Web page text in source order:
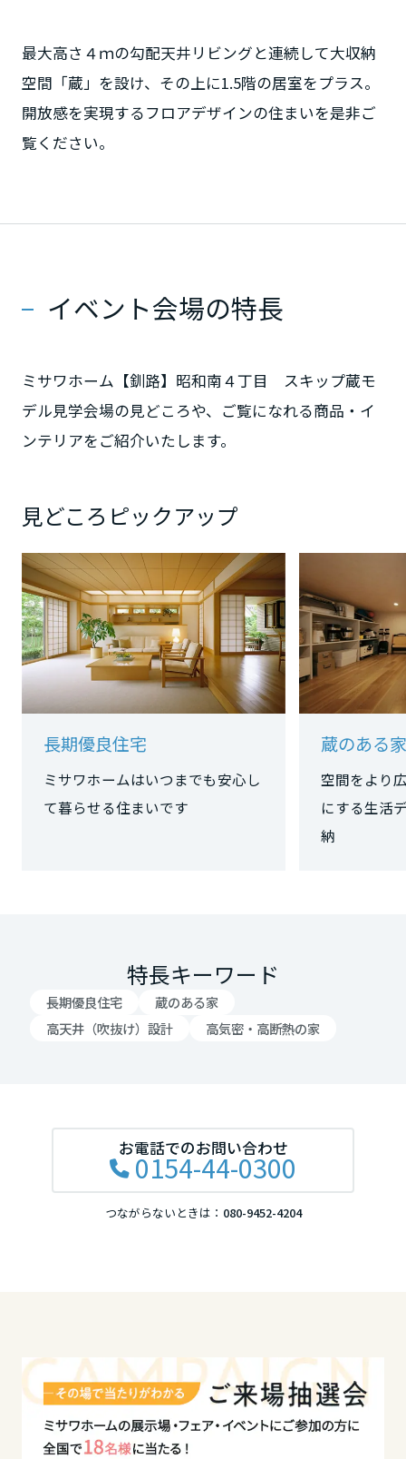
最大高さ４ｍの勾配天井リビングと連続して大収納
空間「蔵」を設け、その上に1.5階の居室をプラス。
開放感を実現するフロアデザインの住まいを是非ご
覧ください。
イベント会場の特長
ミサワホーム【釧路】昭和南４丁目 スキップ蔵モ
デル見学会場の見どころや、ご覧になれる商品・イ
ンテリアをご紹介いたします。
見どころピックアップ
長期優良住宅
ミサワホームはいつまでも安心し
て暮らせる住まいです
蔵のある家
空間をより
にする生活
特長キーワード
長期優良住宅
蔵のある家
高天井（吹抜け）設計
高気密・高断熱の家
お電話でのお問い合わせ
0154-44-0300
つながらないときは： 080-9452-4204
山梨県
長野県
岐阜県
静岡県
三重県
京都府
大阪府
兵庫県
鳥取県
愛媛県